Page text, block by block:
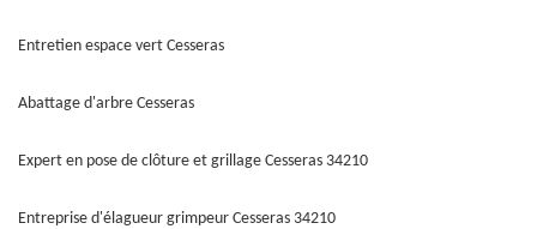
Entretien espace vert Cesseras
Abattage d'arbre Cesseras
Expert en pose de clôture et grillage Cesseras 34210
Entreprise d'élagueur grimpeur Cesseras 34210